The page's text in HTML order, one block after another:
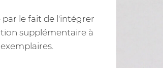
le fait de l'intégrer
supplémentaire à